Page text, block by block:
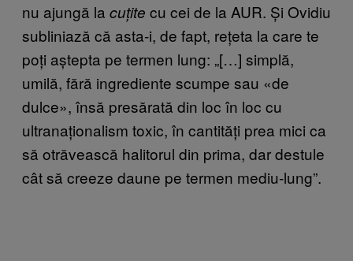
nu ajungă la cuțite cu cei de la AUR. Și Ovidiu
subliniază că asta-i, de fapt, rețeta la care te
poți aștepta pe termen lung: „[…] simplă,
umilă, fără ingrediente scumpe sau «de
dulce», însă presărată din loc în loc cu
ultranaționalism toxic, în cantități prea mici ca
să otrăvească halitorul din prima, dar destule
cât să creeze daune pe termen mediu-lung”.